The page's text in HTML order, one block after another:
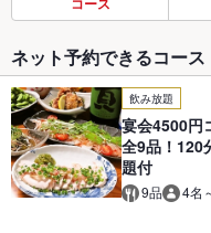
ネット予約できるコース
飲み放題
宴会4500
全9品！120
題付
9品 4名